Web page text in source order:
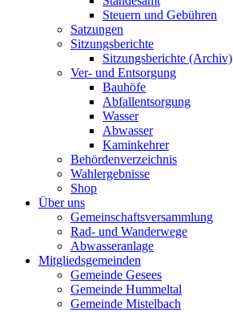
Steuern und Gebühren
Satzungen
Sitzungsberichte
Sitzungsberichte (Archiv)
Ver- und Entsorgung
Bauhöfe
Abfallentsorgung
Wasser
Abwasser
Kaminkehrer
Behördenverzeichnis
Wahlergebnisse
Shop
Über uns
Gemeinschaftsversammlung
Rad- und Wanderwege
Abwasseranlage
Mitgliedsgemeinden
Gemeinde Gesees
Gemeinde Hummeltal
Gemeinde Mistelbach